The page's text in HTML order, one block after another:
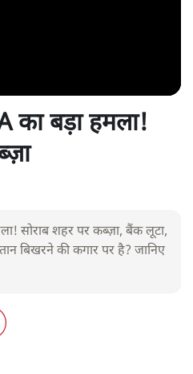
का बड़ा हमला!
सोराब शहर पर कब्ज़ा, बैंक लूटा,
बिखरने की कगार पर है? जानिए